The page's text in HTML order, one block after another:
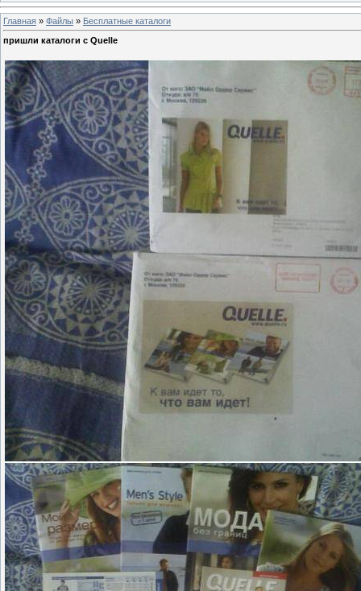
Главная » Файлы » Бесплатные каталоги
пришли каталоги с Quelle